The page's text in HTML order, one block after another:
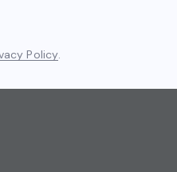
Policy.